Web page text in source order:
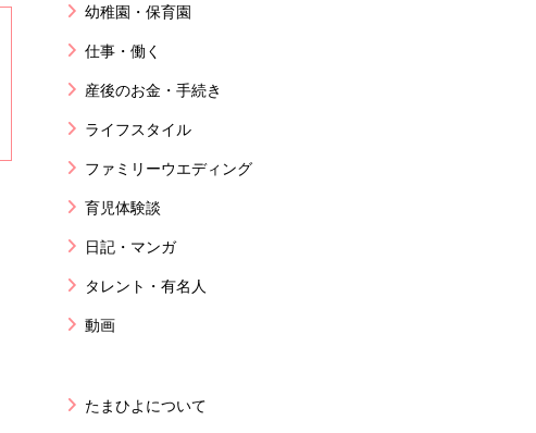
幼稚園・保育園
仕事・働く
産後のお金・手続き
ライフスタイル
ファミリーウエディング
育児体験談
日記・マンガ
タレント・有名人
動画
たまひよについて